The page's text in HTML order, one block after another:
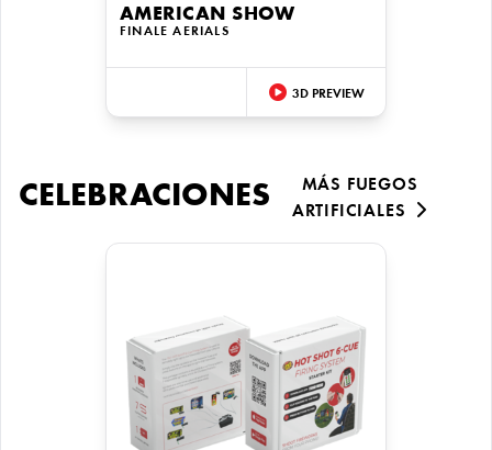
AMERICAN SHOW
FINALE AERIALS
3D PREVIEW
CELEBRACIONES
MÁS FUEGOS
ARTIFICIALES